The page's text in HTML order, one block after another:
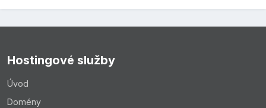
zelený p...
Hostingové služby
Úvod
Domény